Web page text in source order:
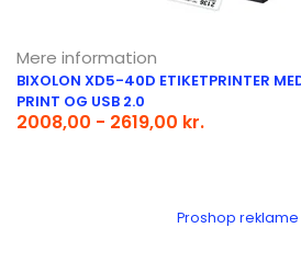
Mere information
BIXOLON XD5-40D ETIKETPRINTER
PRINT OG USB 2.0
2008,00 - 2619,00 kr.
Proshop reklame